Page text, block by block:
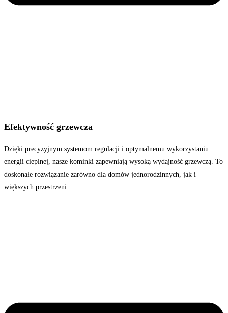
Efektywność grzewcza
Dzięki precyzyjnym systemom regulacji i optymalnemu wykorzystaniu
energii cieplnej, nasze kominki zapewniają wysoką wydajność grzewczą. To
doskonałe rozwiązanie zarówno dla domów jednorodzinnych, jak i
większych przestrzeni.